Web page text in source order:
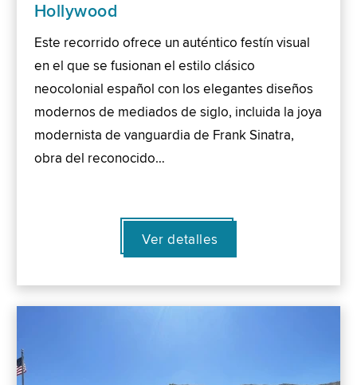
Hollywood
Este recorrido ofrece un auténtico festín visual
en el que se fusionan el estilo clásico
neocolonial español con los elegantes diseños
modernos de mediados de siglo, incluida la joya
modernista de vanguardia de Frank Sinatra,
obra del reconocido…
Ver detalles